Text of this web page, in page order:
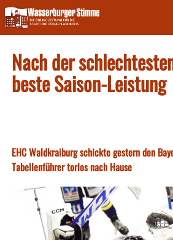
Skip
to
content
Nach der
beste Saison-Leistung
EHC Waldkraiburg schickte gestern den
Tabellenführer torlos nach Hause